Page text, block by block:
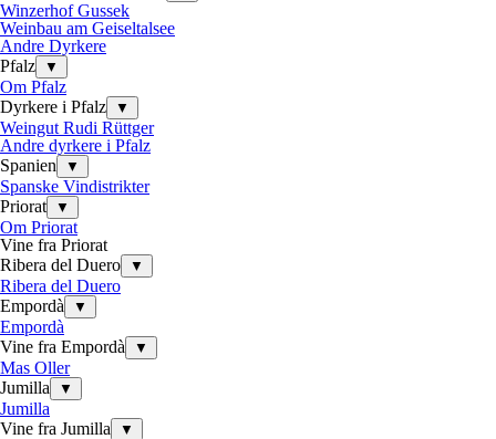
Winzerhof Gussek
Weinbau am Geiseltalsee
Andre Dyrkere
Pfalz
▼
Om Pfalz
Dyrkere i Pfalz
▼
Weingut Rudi Rüttger
Andre dyrkere i Pfalz
Spanien
▼
Spanske Vindistrikter
Priorat
▼
Om Priorat
Vine fra Priorat
Ribera del Duero
▼
Ribera del Duero
Empordà
▼
Empordà
Vine fra Empordà
▼
Mas Oller
Jumilla
▼
Jumilla
Vine fra Jumilla
▼